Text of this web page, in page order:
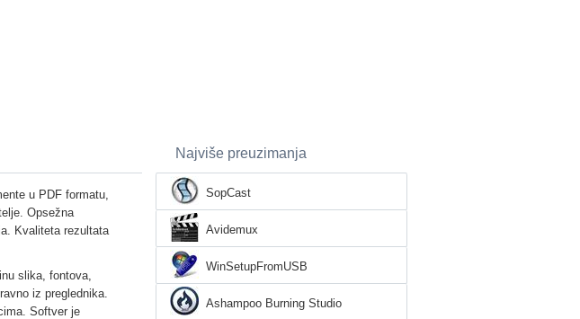
u PDF formatu,
Opsežna
Kvaliteta rezultata
slika, fontova,
iz preglednika.
Softver je
Najviše preuzimanja
SopCast
Avidemux
WinSetupFromUSB
Ashampoo Burning Studio